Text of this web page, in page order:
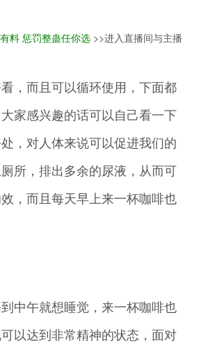
料 惩罚整蛊任你选 >>进入直播间与主播
，而且可以循环使用，下面都
家感兴趣的话可以自己看一下
，对人体来说可以促进我们的
所，排出多余的尿液，从而可
，而且每天早上来一杯咖啡也
中午就想睡觉，来一杯咖啡也
以达到非常精神的状态，面对